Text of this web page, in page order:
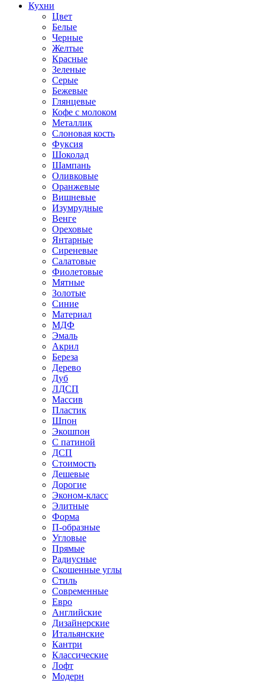
Кухни
Цвет
Белые
Черные
Желтые
Красные
Зеленые
Серые
Бежевые
Глянцевые
Кофе с молоком
Металлик
Слоновая кость
Фуксия
Шоколад
Шампань
Оливковые
Оранжевые
Вишневые
Изумрудные
Венге
Ореховые
Янтарные
Сиреневые
Салатовые
Фиолетовые
Мятные
Золотые
Синие
Материал
МДФ
Эмаль
Акрил
Береза
Дерево
Дуб
ЛДСП
Массив
Пластик
Шпон
Экошпон
С патиной
ДСП
Стоимость
Дешевые
Дорогие
Эконом-класс
Элитные
Форма
П-образные
Угловые
Прямые
Радиусные
Скошенные углы
Стиль
Современные
Евро
Английские
Дизайнерские
Итальянские
Кантри
Классические
Лофт
Модерн